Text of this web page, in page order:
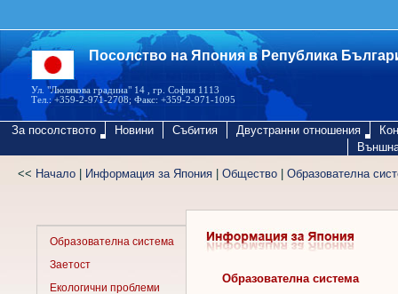
Посолство на Япония в Република
Ул. "Люлякова градина" 14 , гр. София 1113
Тел.: +359-2-971-2708; Факс: +359-2-971-1095
За посолството Новини Събития Двустранни отношения
<< Начало Информация за Япония Общество Образователна
Образователна система
Заетост
Екологични проблеми
Образователна система